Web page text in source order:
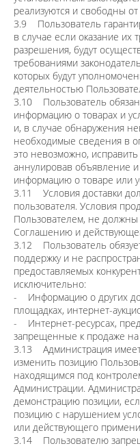
реализуются и свободны
3.9 Пользователь
в случае если оказание их
разрешения, будут
требованиями
которых будут
деятельностью
3.10 Пользователь
информацию о товарах и
и, в случае обнаружения
необходимые сведения в
это невозможно,
аннулировав объявление
информацию о товаре или
3.11 Условия доставки
пользователя. Условия
Пользователем, не
Соглашению и
3.12 Пользователь
поддержку и не
предоставляемых
исключительно:
- Информацию о других
площадках, интернет-
- Интернет-ресурсах,
запрещенные к продаже на
3.13 Администрация
изменить позицию
находящимся под
Администрации.
демонстрацию позиции,
позицию с нарушением
или действующего
3.14 Пользователю